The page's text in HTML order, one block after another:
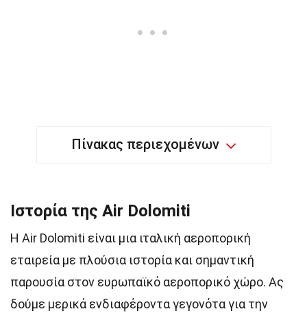
Πίνακας περιεχομένων
Ιστορία της Air Dolomiti
Η Air Dolomiti είναι μια ιταλική αεροπορική
εταιρεία με πλούσια ιστορία και σημαντική
παρουσία στον ευρωπαϊκό αεροπορικό χώρο. Ας
δούμε μερικά ενδιαφέροντα γεγονότα για την